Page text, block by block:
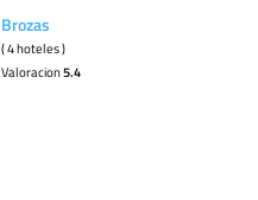
Brozas
( 4 hoteles )
Valoracion5.4